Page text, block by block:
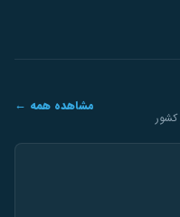
مشاهده همه ←